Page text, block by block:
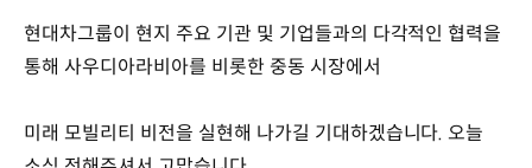
현대차그룹이 현지 주요 기관 및 기업들과의 다각적인 협력을
통해 사우디아라비아를 비롯한 중동 시장에서
미래 모빌리티 비전을 실현해 나가길 기대하겠습니다. 오늘